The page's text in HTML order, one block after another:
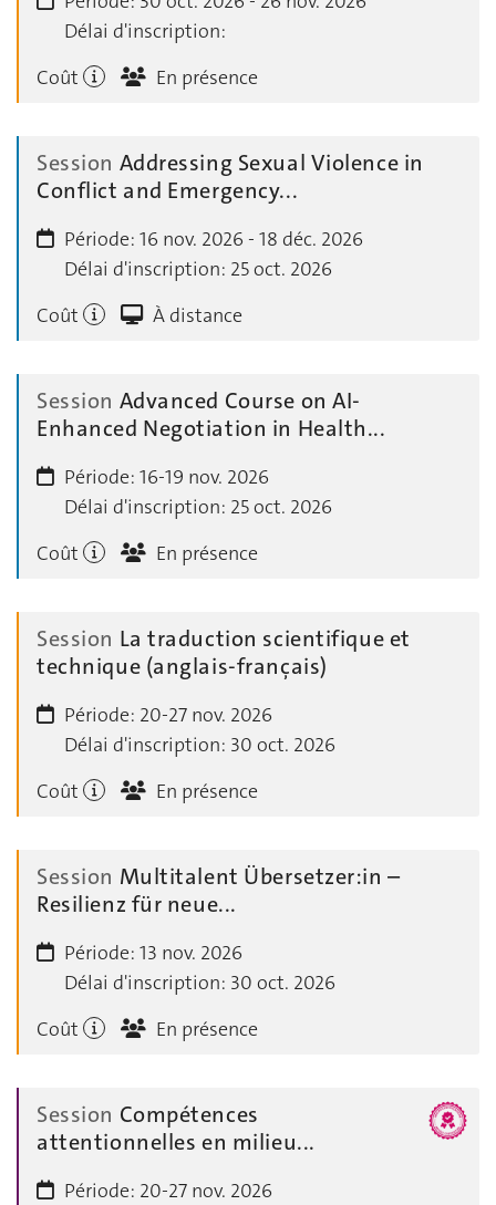
Délai d'inscription:
Coût
En présence
Session Addressing Sexual Violence in
Conflict and Emergency...
Période: 16 nov. 2026 - 18 déc. 2026
Délai d'inscription: 25 oct. 2026
Coût
À distance
Session Advanced Cours­e on AI-
Enhanced Negotiation in Health...
Période: 16-19 nov. 2026
Délai d'inscription: 25 oct. 2026
Coût
En présence
Session La traduction scientifique et
technique (anglais-français)
Période: 20-27 nov. 2026
Délai d'inscription: 30 oct. 2026
Coût
En présence
Session Multitalent Übersetzer:in –
Resilienz für neue...
Période: 13 nov. 2026
Délai d'inscription: 30 oct. 2026
Coût
En présence
Session Compétences
attentionnelles en milieu...
Période: 20-27 nov. 2026